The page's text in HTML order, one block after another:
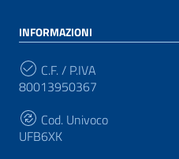
INFORMAZIONI
C.F. / P.IVA
80013950367
Cod. Univoco
UFB6XK